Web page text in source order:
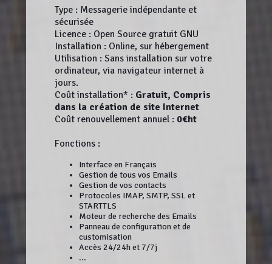
Type : Messagerie indépendante et
sécurisée
Licence : Open Source gratuit GNU
Installation : Online, sur hébergement
Utilisation : Sans installation sur votre
ordinateur, via navigateur internet à
jours.
Coût installation* : Gratuit, Compris
dans la création de site Internet
Coût renouvellement annuel : 0€ht
Fonctions :
Interface en Français
Gestion de tous vos Emails
Gestion de vos contacts
Protocoles IMAP, SMTP, SSL et
STARTTLS
Moteur de recherche des Emails
Panneau de configuration et de
customisation
Accès 24/24h et 7/7j
...